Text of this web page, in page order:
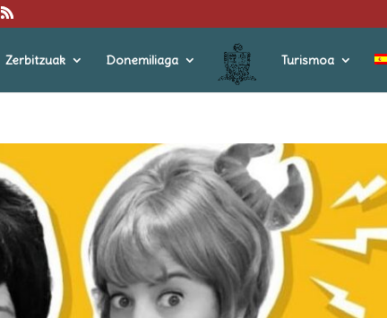
Zerbitzuak Donemiliaga Turismoa